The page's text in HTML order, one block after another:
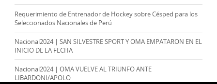
Requerimiento de Entrenador de Hockey sobre Césped para los
Seleccionados Nacionales de Perú
Nacional2024 | SAN SILVESTRE SPORT Y OMA EMPATARON EN EL
INICIO DE LA FECHA
Nacional2024 | OMA VUELVE AL TRIUNFO ANTE
LIBARDONI/APOLO